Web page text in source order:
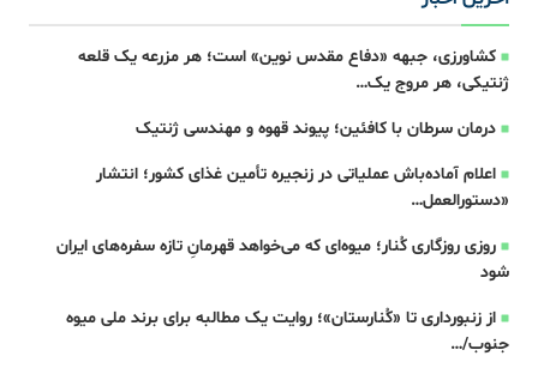
کشاورزی، جبهه‌ «دفاع مقدس نوین» است؛ هر مزرعه یک قلعه‌
ژنتیکی، هر مروج یک…
درمان سرطان با کافئین؛ پیوند قهوه و مهندسی ژنتیک
اعلام آماده‌باش عملیاتی در زنجیره تأمین غذای کشور؛ انتشار
«دستورالعمل…
روزی روزگاری کُنار؛ میوه‌ای که می‌خواهد قهرمانِ تازه‌ سفره‌های ایران
شود
از زنبورداری تا «کُنارستان»؛ روایت یک مطالبه برای برند ملی میوه
جنوب/…